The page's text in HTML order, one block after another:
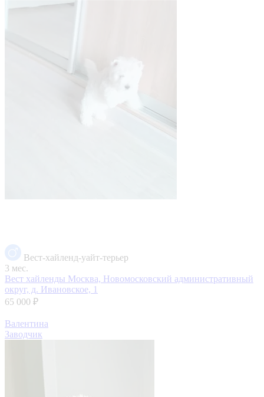
Вест-хайленд-уайт-терьер
3 мес.
Вест хайленды Москва, Новомосковский административный
округ, д. Ивановское, 1
65 000 ₽
Валентина
Заводчик